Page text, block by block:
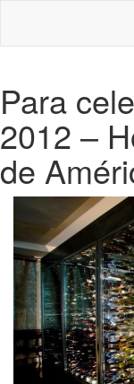
Para
2012 –
de